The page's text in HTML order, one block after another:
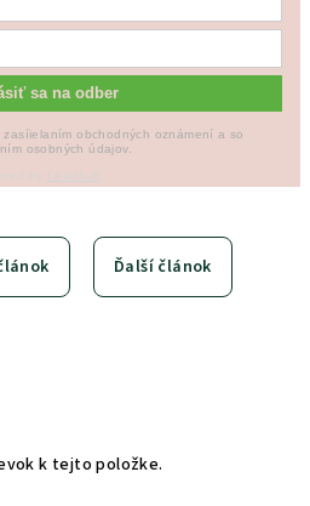
sa na odber
obchodných oznámení a so
osobných údajov.
Ďalší článok
k tejto položke.